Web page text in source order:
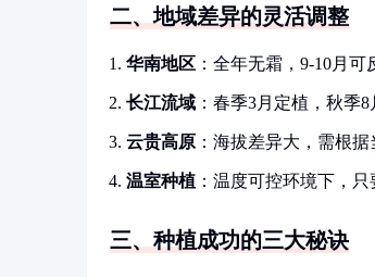
二、地域差异的灵活调整
华南地区 ：全年无霜，9-10月
长江流域 ：春季3月定植，秋季
云贵高原 ：海拔差异大，需根
温室种植 ：温度可控环境下，
三、种植成功的三大秘诀